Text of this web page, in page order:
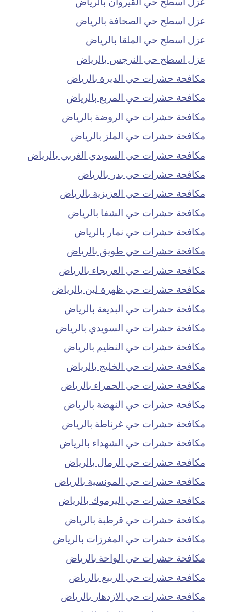
عزل اسطح حي الصحافة بالرياض
عزل اسطح حي الملقا بالرياض
عزل اسطح حي النرجس بالرياض
مكافحة حشرات حي الديرة بالرياض
مكافحة حشرات حي المربع بالرياض
مكافحة حشرات حي الروضة بالرياض
مكافحة حشرات حي الملز بالرياض
مكافحة حشرات حي السويدي الغربي بالرياض
مكافحة حشرات حي بدر بالرياض
مكافحة حشرات حي العزيزية بالرياض
مكافحة حشرات حي الشفا بالرياض
مكافحة حشرات حي نمار بالرياض
مكافحة حشرات حي طويق بالرياض
مكافحة حشرات حي العريجاء بالرياض
مكافحة حشرات حي ظهرة لبن بالرياض
مكافحة حشرات حي البديعة بالرياض
مكافحة حشرات حي السويدي بالرياض
مكافحة حشرات حي النظيم بالرياض
مكافحة حشرات حي الخليج بالرياض
مكافحة حشرات حي الحمراء بالرياض
مكافحة حشرات حي النهضة بالرياض
مكافحة حشرات حي غرناطة بالرياض
مكافحة حشرات حي الشهداء بالرياض
مكافحة حشرات حي الرمال بالرياض
مكافحة حشرات حي المونسية بالرياض
مكافحة حشرات حي اليرموك بالرياض
مكافحة حشرات حي قرطبة بالرياض
مكافحة حشرات حي المغرزات بالرياض
مكافحة حشرات حي الواحة بالرياض
مكافحة حشرات حي الربيع بالرياض
مكافحة حشرات حي الازدهار بالرياض